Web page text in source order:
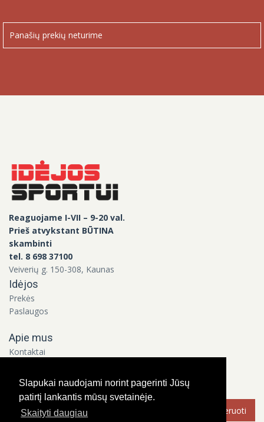
Slapukai naudojami norint pagerinti Jūsų
patirtį lankantis mūsų svetainėje.
Skaityti daugiau
Panašių prekių neturime
Reaguojame I-VII – 9-20 val.
Prieš atvykstant BŪTINA
skambinti
tel. 8 698 37100
Veiverių g. 150-308, Kaunas
Idėjos
Prekės
Paslaugos
Apie mus
Kontaktai
Bendraukime!